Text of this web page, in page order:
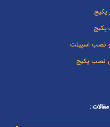
پکیج
پکیج
نصب اسپیلت
نصب پکیج
: